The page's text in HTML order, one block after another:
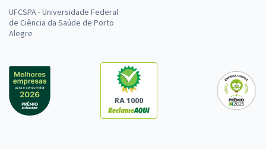
UFCSPA - Universidade Federal
de Ciência da Saúde de Porto
Alegre
RA 1000